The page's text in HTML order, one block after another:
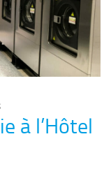
à l’Hôtel